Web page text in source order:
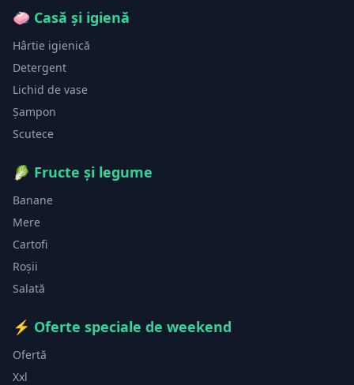
🧼 Casă și igienă
Hârtie igienică
Detergent
Lichid de vase
Șampon
Scutece
🥬 Fructe și legume
Banane
Mere
Cartofi
Roșii
Salată
⚡ Oferte speciale de weekend
Ofertă
Xxl